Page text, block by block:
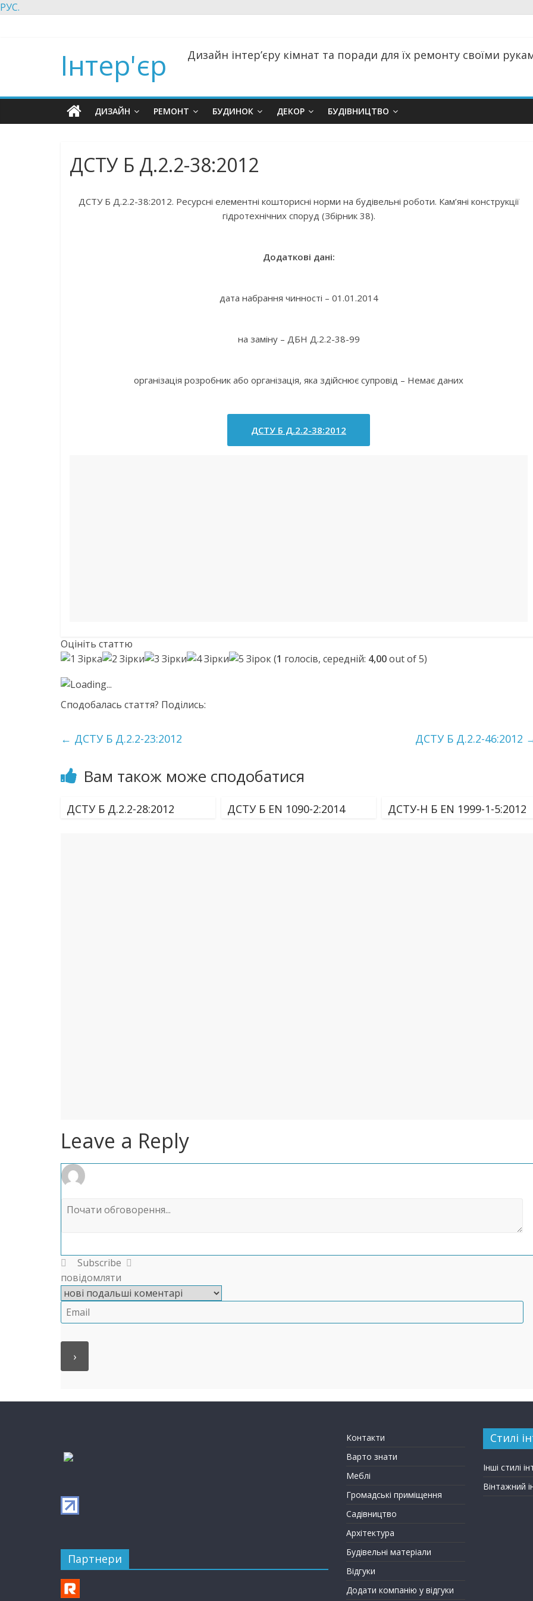
РУС.
Інтер'єр Дизайн інтер’єру кімнат та поради для їх ремонту своїми
ДИЗАЙН РЕМОНТ БУДИНОК ДЕКОР БУДІВНИЦТВО
ДСТУ Б Д.2.2-38:2012
ДСТУ Б Д.2.2-38:2012. Ресурсні елементні кошторисні норми на будівельні роботи. Кам’яні конструкції
гідротехнічних споруд (Збірник 38).
Додаткові дані:
дата набрання чинності – 01.01.2014
на заміну – ДБН Д.2.2-38-99
організація розробник або організація, яка здійснює супровід – Немає даних
ДСТУ Б Д.2.2-38:2012
Оцініть статтю
(1 голосів, середній: 4,00out of 5)
Loading...
Сподобалась стаття? Поділись:
← ДСТУ Б Д.2.2-23:2012 ДСТУ Б Д.2.2-46:2012
Вам також може сподобатися
ДСТУ Б Д.2.2-28:2012 ДСТУ Б EN 1090-2:2014 ДСТУ-Н Б EN 1999-1-5:2012
Leave a Reply
Subscribe
повідомляти
Партнери
Контакти
Варто знати
Меблі
Громадські приміщення
Садівництво
Архітектура
Будівельні матеріали
Відгуки
Додати компанію у відгуки
Стилі
Інші стилі
Вінтажний